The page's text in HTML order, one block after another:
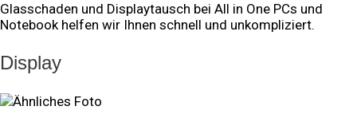
Glasschaden und Displaytausch bei All in One PCs und
Notebook helfen wir Ihnen schnell und unkompliziert.
Display